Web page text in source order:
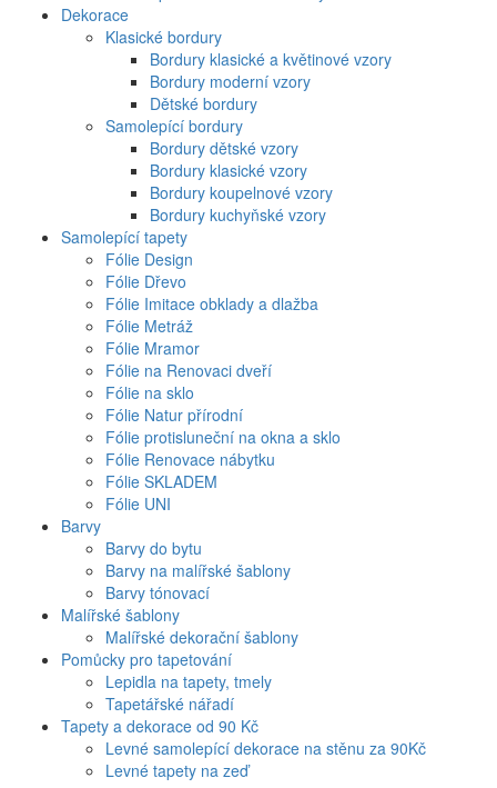
Dekorace
Klasické bordury
Bordury klasické a květinové vzory
Bordury moderní vzory
Dětské bordury
Samolepící bordury
Bordury dětské vzory
Bordury klasické vzory
Bordury koupelnové vzory
Bordury kuchyňské vzory
Samolepící tapety
Fólie Design
Fólie Dřevo
Fólie Imitace obklady a dlažba
Fólie Metráž
Fólie Mramor
Fólie na Renovaci dveří
Fólie na sklo
Fólie Natur přírodní
Fólie protisluneční na okna a sklo
Fólie Renovace nábytku
Fólie SKLADEM
Fólie UNI
Barvy
Barvy do bytu
Barvy na malířské šablony
Barvy tónovací
Malířské šablony
Malířské dekorační šablony
Pomůcky pro tapetování
Lepidla na tapety, tmely
Tapetářské nářadí
Tapety a dekorace od 90 Kč
Levné samolepící dekorace na stěnu za 90Kč
Levné tapety na zeď